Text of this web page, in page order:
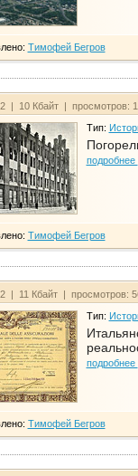
Тимофей Бегров
| 10 Кбайт | просмотров:
Тип:
подробнее
Тимофей Бегров
| 11 Кбайт | просмотров:
Тип:
подробнее
Тимофей Бегров